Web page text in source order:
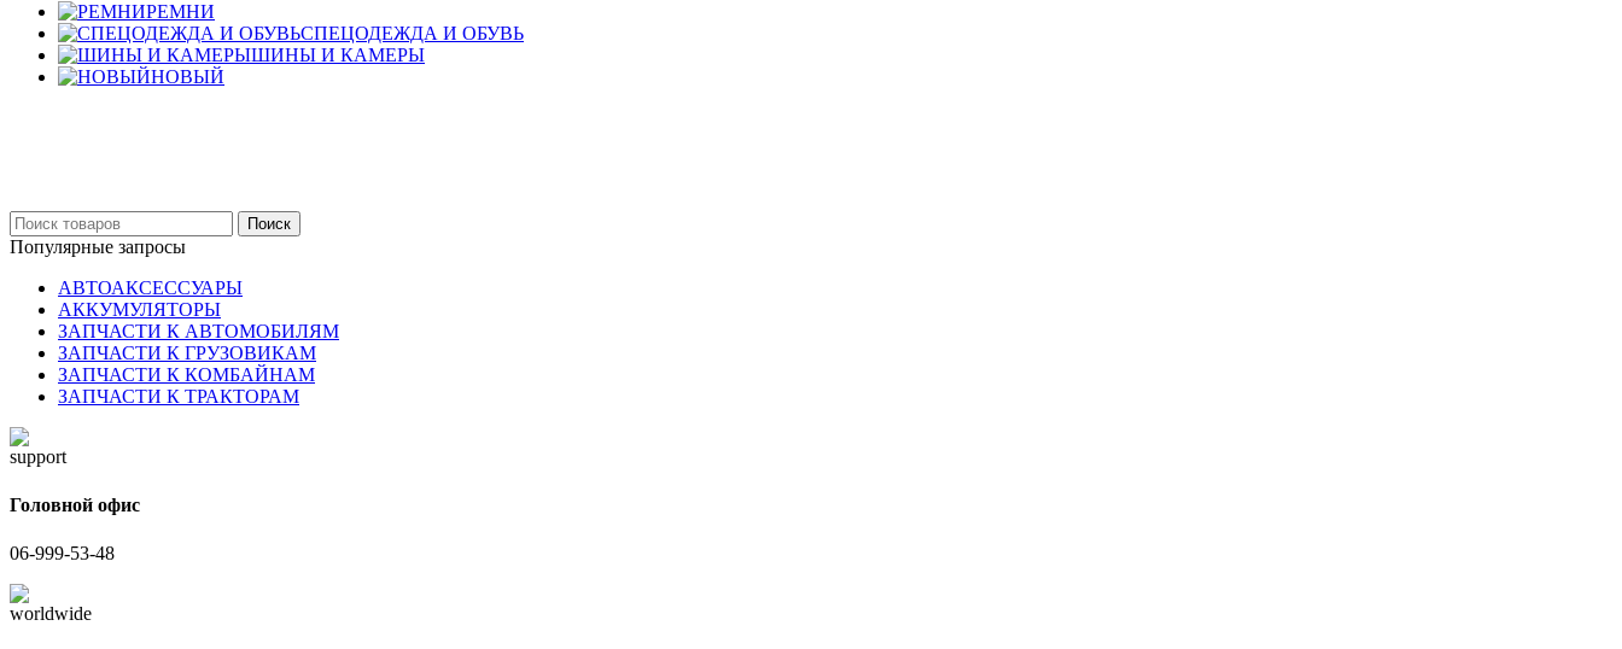
РЕМНИ
СПЕЦОДЕЖДА И ОБУВЬ
ШИНЫ И КАМЕРЫ
НОВЫЙ
Поиск
Популярные запросы
АВТОАКСЕССУАРЫ
АККУМУЛЯТОРЫ
ЗАПЧАСТИ К АВТОМОБИЛЯМ
ЗАПЧАСТИ К ГРУЗОВИКАМ
ЗАПЧАСТИ К КОМБАЙНАМ
ЗАПЧАСТИ К ТРАКТОРАМ
Головной офис
06-999-53-48